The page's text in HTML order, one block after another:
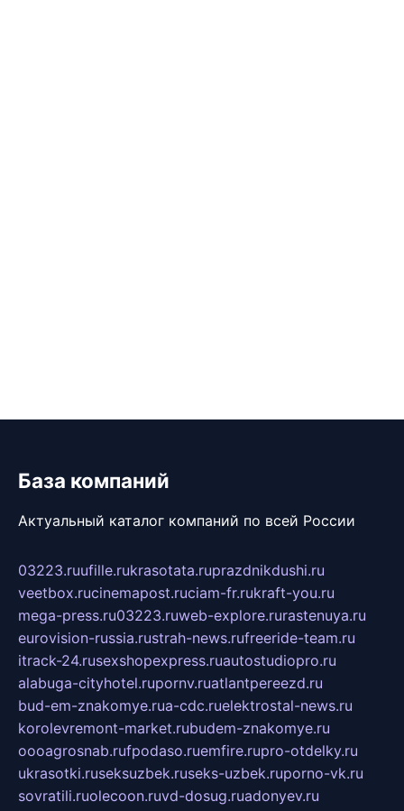
База компаний
Актуальный каталог компаний по всей России
03223.ruufille.rukrasotata.ruprazdnikdushi.ru
veetbox.rucinemapost.ruciam-fr.rukraft-you.ru
mega-press.ru03223.ruweb-explore.rurastenuya.ru
eurovision-russia.rustrah-news.rufreeride-team.ru
itrack-24.rusexshopexpress.ruautostudiopro.ru
alabuga-cityhotel.rupornv.ruatlantpereezd.ru
bud-em-znakomye.rua-cdc.ruelektrostal-news.ru
korolevremont-market.rubudem-znakomye.ru
oooagrosnab.rufpodaso.ruemfire.rupro-otdelky.ru
ukrasotki.ruseksuzbek.ruseks-uzbek.ruporno-vk.ru
sovratili.ruolecoon.ruvd-dosug.ruadonyev.ru